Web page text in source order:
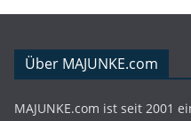
Über MAJUNKE.com
MAJUNKE.com ist seit 2001